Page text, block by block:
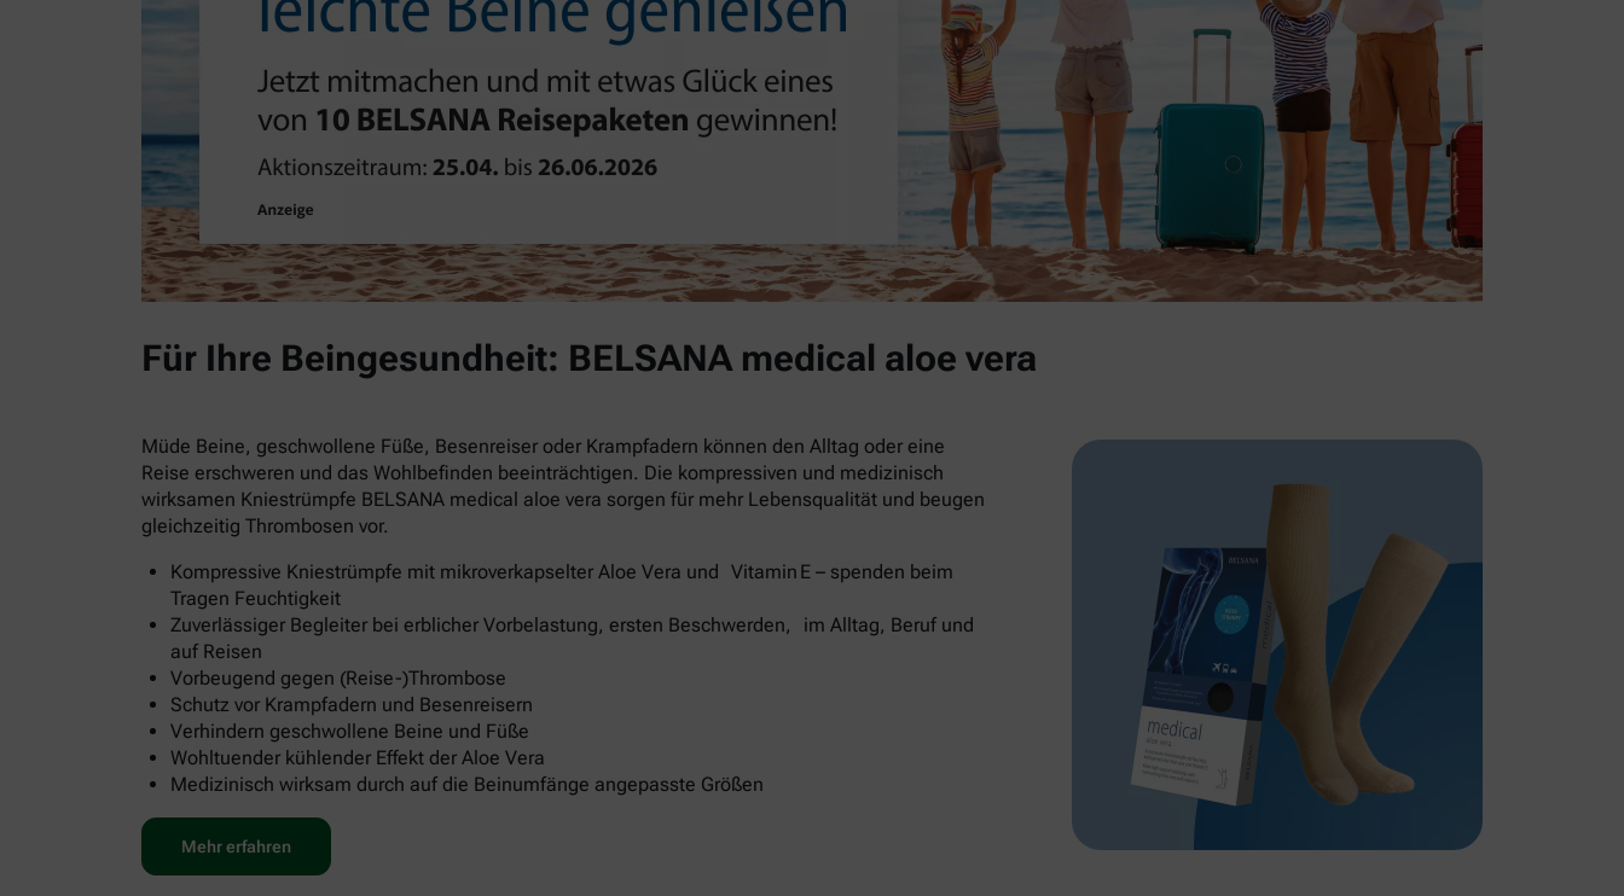
Für Ihre Beingesundheit: BELSANA medical aloe vera
Müde Beine, geschwollene Füße, Besenreiser oder Krampfadern können den Alltag oder eine
Reise erschweren und das Wohlbefinden beeinträchtigen. Die kompressiven und medizinisch
wirksamen Kniestrümpfe BELSANA medical aloe vera sorgen für mehr Lebensqualität und beugen
gleichzeitig Thrombosen vor.
Kompressive Kniestrümpfe mit mikroverkapselter Aloe Vera und Vitamin E – spenden beim
Tragen Feuchtigkeit
Zuverlässiger Begleiter bei erblicher Vorbelastung, ersten Beschwerden, im Alltag, Beruf und
auf Reisen
Vorbeugend gegen (Reise-)Thrombose
Schutz vor Krampfadern und Besenreisern
Verhindern geschwollene Beine und Füße
Wohltuender kühlender Effekt der Aloe Vera
Medizinisch wirksam durch auf die Beinumfänge angepasste Größen
Mehr erfahren